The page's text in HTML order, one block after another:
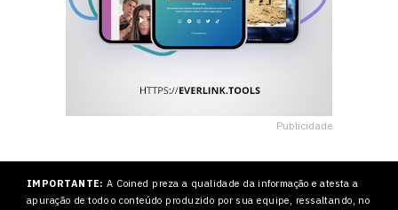
Publicidade
IMPORTANTE: A Coined preza a qualidade da informação e atesta a
apuração de todo o conteúdo produzido por sua equipe, ressaltando, no